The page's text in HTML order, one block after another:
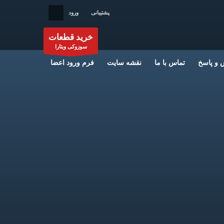
شنبه تا چهارشنبه 9 الی 21 | پنجشنبه ها 9 الی
پشتیبانی ورود
خرید قطعات
سوزوکی ویتارا
و پاسخ تماس با ما نقشه سایت فرم ورود اعضا